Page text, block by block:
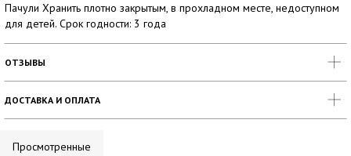
Пачули Хранить плотно закрытым, в прохладном месте, недоступном
для детей. Срок годности: 3 года
ОТЗЫВЫ
ДОСТАВКА И ОПЛАТА
Просмотренные